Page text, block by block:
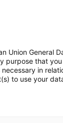
Union General
purpose that
in
to use your